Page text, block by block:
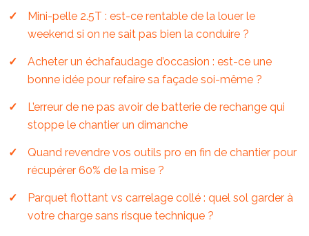
Mini-pelle 2.5T : est-ce rentable de la louer le
weekend si on ne sait pas bien la conduire ?
Acheter un échafaudage d’occasion : est-ce une
bonne idée pour refaire sa façade soi-même ?
L’erreur de ne pas avoir de batterie de rechange qui
stoppe le chantier un dimanche
Quand revendre vos outils pro en fin de chantier pour
récupérer 60% de la mise ?
Parquet flottant vs carrelage collé : quel sol garder à
votre charge sans risque technique ?